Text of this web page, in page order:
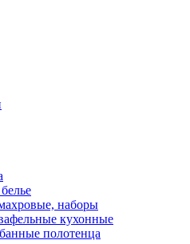
наборы
кухонные
полотенца